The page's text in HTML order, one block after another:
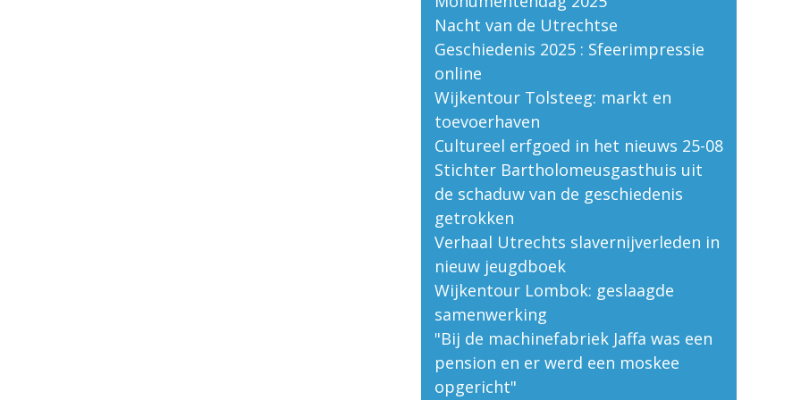
Nacht van de Utrechtse
Geschiedenis 2025 : Sfeerimpressie
online
Wijkentour Tolsteeg: markt en
toevoerhaven
Cultureel erfgoed in het nieuws 25-08
Stichter Bartholomeusgasthuis uit
de schaduw van de geschiedenis
getrokken
Verhaal Utrechts slavernijverleden in
nieuw jeugdboek
Wijkentour Lombok: geslaagde
samenwerking
"Bij de machinefabriek Jaffa was een
pension en er werd een moskee
opgericht"